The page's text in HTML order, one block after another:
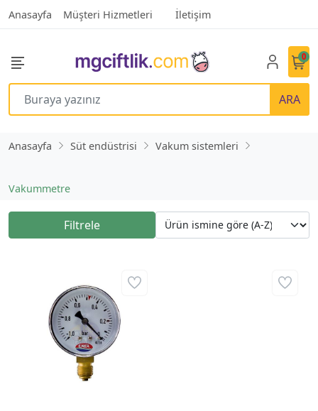
Anasayfa Müşteri Hizmetleri İletişim
ARA
0
Anasayfa Süt endüstrisi Vakum sistemleri
Vakummetre
Filtrele